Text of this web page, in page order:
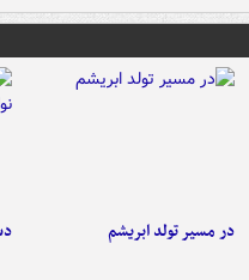
در مسیر تولد ابریشم